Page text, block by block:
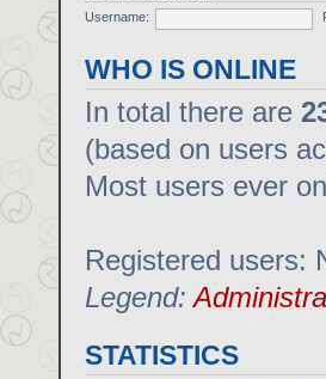
Username:
WHO IS ONLINE
In total there are
(based on users
Most users ever
Registered users:
Legend:
STATISTICS